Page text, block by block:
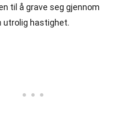
til å grave seg gjennom
utrolig hastighet.